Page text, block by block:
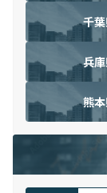
千
兵
熊